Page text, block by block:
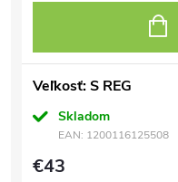
Veľkosť: S REG
Skladom
EAN: 1200116125508
€43